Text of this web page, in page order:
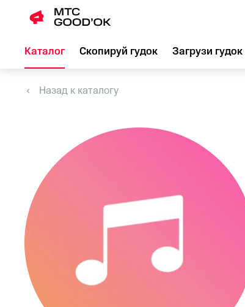
Каталог Скопируй гудок Загрузи гудок
Назад к каталогу